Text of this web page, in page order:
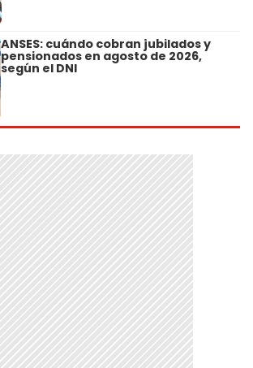
ANSES: cuándo cobran jubilados y
pensionados en agosto de 2026,
según el DNI